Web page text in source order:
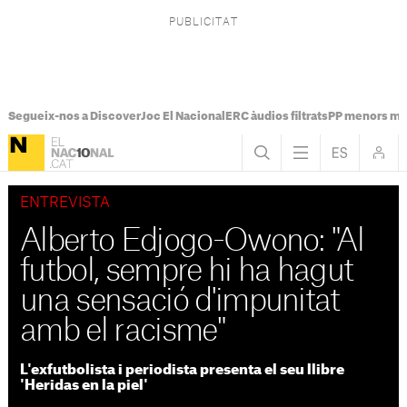
Segueix-nos a DiscoverJoc El Nacional ERC àudios filtratsPP menors
ENTREVISTA
Alberto Edjogo-Owono: "Al
futbol, sempre hi ha hagut
una sensació d'impunitat
amb el racisme"
L'exfutbolista i periodista presenta el seu llibre
'Heridas en la piel'